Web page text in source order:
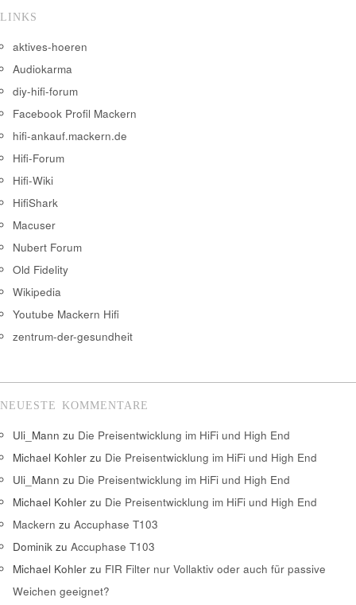
LINKS
aktives-hoeren
Audiokarma
diy-hifi-forum
Facebook Profil Mackern
hifi-ankauf.mackern.de
Hifi-Forum
Hifi-Wiki
HifiShark
Macuser
Nubert Forum
Old Fidelity
Wikipedia
Youtube Mackern Hifi
zentrum-der-gesundheit
NEUESTE KOMMENTARE
Uli_Mann zu Die Preisentwicklung im HiFi und High End
Michael Kohler zu Die Preisentwicklung im HiFi und High End
Uli_Mann zu Die Preisentwicklung im HiFi und High End
Michael Kohler zu Die Preisentwicklung im HiFi und High End
Mackern zu Accuphase T103
Dominik zu Accuphase T103
Michael Kohler zu FIR Filter nur Vollaktiv oder auch für passive
Weichen geeignet?